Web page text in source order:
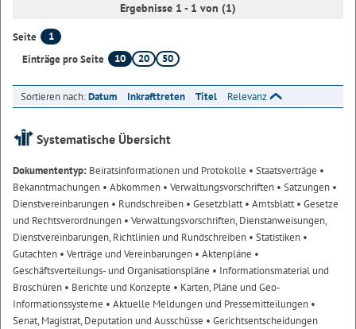
Ergebnisse 1 - 1 von (1)
Seite
1
Einträge pro Seite
10 20 50
Sortieren nach:Datum Inkrafttreten Titel Relevanz
Systematische Übersicht
Dokumententyp: Beiratsinformationen und Protokolle • Staatsverträge •
Bekanntmachungen • Abkommen • Verwaltungsvorschriften • Satzungen •
Dienstvereinbarungen • Rundschreiben • Gesetzblatt• Amtsblatt• Gesetze
und Rechtsverordnungen • Verwaltungsvorschriften, Dienstanweisungen,
Dienstvereinbarungen, Richtlinien und Rundschreiben • Statistiken •
Gutachten • Verträge und Vereinbarungen • Aktenpläne •
Geschäftsverteilungs- und Organisationspläne • Informationsmaterial und
Broschüren • Berichte und Konzepte • Karten, Pläne und Geo-
Informationssysteme • Aktuelle Meldungen und Pressemitteilungen •
Senat, Magistrat, Deputation und Ausschüsse • Gerichtsentscheidungen